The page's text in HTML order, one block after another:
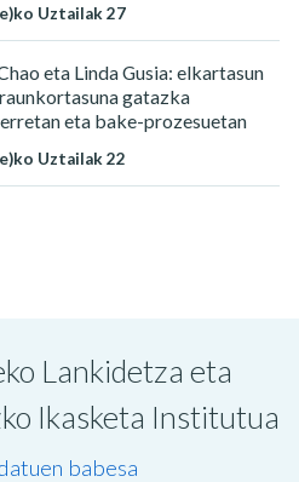
Uztailak 27
eta Linda Gusia: elkartasun
gatazka
eta bake-prozesuetan
Uztailak 22
Lankidetza eta
Ikasketa Institutua
babesa